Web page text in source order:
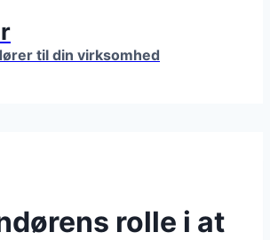
til din virksomhed
rolle i at